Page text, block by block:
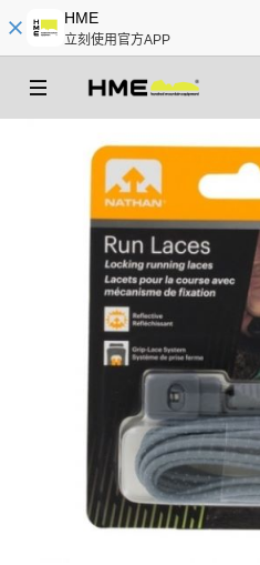
HME
立刻使用官方APP